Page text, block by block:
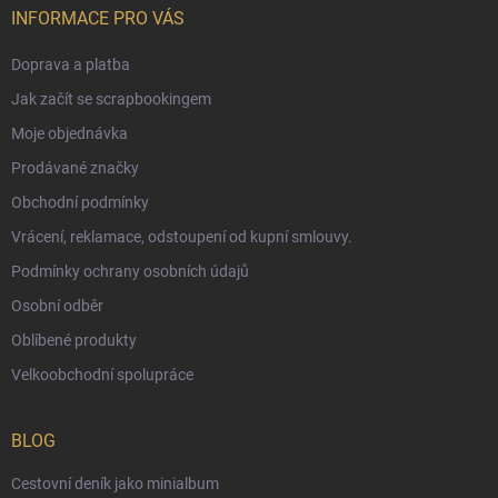
INFORMACE PRO VÁS
Doprava a platba
Jak začít se scrapbookingem
Moje objednávka
Prodávané značky
Obchodní podmínky
Vrácení, reklamace, odstoupení od kupní smlouvy.
Podmínky ochrany osobních údajů
Osobní odběr
Oblíbené produkty
Velkoobchodní spolupráce
BLOG
Cestovní deník jako minialbum